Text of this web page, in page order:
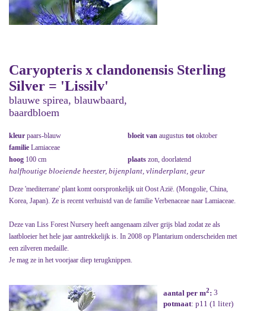
Caryopteris x clandonensis Sterling
Silver = 'Lissilv'
blauwe spirea, blauwbaard,
baardbloem
kleur paars-blauw bloeit van augustus tot oktober
familie Lamiaceae
hoog 100 cm plaats zon, doorlatend
halfhoutige bloeiende heester, bijenplant, vlinderplant, geur
Deze 'mediterrane' plant komt oorspronkelijk uit Oost Azië. (Mongolie, China,
Korea, Japan). Ze is recent verhuistd van de familie Verbenaceae naar Lamiaceae.
Deze van Liss Forest Nursery heeft aangenaam zilver grijs blad zodat ze als
laatbloeier het hele jaar aantrekkelijk is. In 2008 op Plantarium onderscheiden met
een zilveren medaille.
Je mag ze in het voorjaar diep terugknippen.
aantal per m2: 3
potmaat: p11 (1 liter)